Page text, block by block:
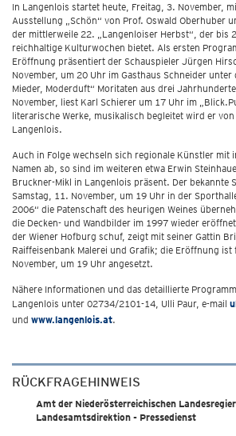
In Langenlois startet heute, Freitag, 3. November,
Ausstellung „Schön“ von Prof. Oswald Oberhuber
der mittlerweile 22. „Langenloiser Herbst“, der bis
reichhaltige Kulturwochen bietet. Als ersten
Eröffnung präsentiert der Schauspieler Jürgen
November, um 20 Uhr im Gasthaus Schneider unter
Mieder, Moderduft“ Moritaten aus drei
November, liest Karl Schierer um 17 Uhr im
literarische Werke, musikalisch begleitet wird er
Langenlois.
Auch in Folge wechseln sich regionale Künstler mit
Namen ab, so sind im weiteren etwa Erwin
Bruckner-Mikl in Langenlois präsent. Der bekannte
Samstag, 11. November, um 19 Uhr in der
2006“ die Patenschaft des heurigen Weines
die Decken- und Wandbilder im 1997 wieder
der Wiener Hofburg schuf, zeigt mit seiner Gattin
Raiffeisenbank Malerei und Grafik; die Eröffnung
November, um 19 Uhr angesetzt.
Nähere Informationen und das detaillierte
Langenlois unter 02734/2101-14, Ulli Paur, e-mail
und www.langenlois.at.
RÜCKFRAGEHINWEIS
Amt der Niederösterreichischen
Landesamtsdirektion - Pressedienst